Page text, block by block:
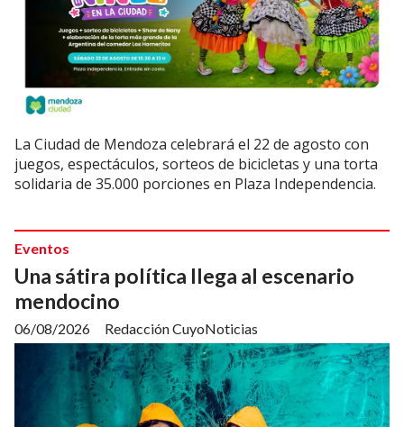
La Ciudad de Mendoza celebrará el 22 de agosto con
juegos, espectáculos, sorteos de bicicletas y una torta
solidaria de 35.000 porciones en Plaza Independencia.
Una sátira política llega al escenario
mendocino
Redacción CuyoNoticias
Eventos
06/08/2026